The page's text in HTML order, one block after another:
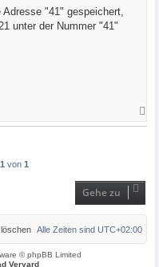
"41" gespeichert,
unter der Nummer "41"
1 von 1
Gehe zu
Alle Zeiten sind UTC+02:00
© phpBB Limited
Veryard